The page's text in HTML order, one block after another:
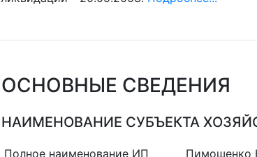
ОСНОВНЫЕ СВЕДЕНИЯ
НАИМЕНОВАНИЕ СУБЪЕКТА
Полное наименование ИП
Пимошенко